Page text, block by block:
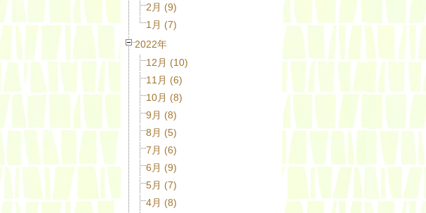
2月 (9)
1月 (7)
2022年
12月 (10)
11月 (6)
10月 (8)
9月 (8)
8月 (5)
7月 (6)
6月 (9)
5月 (7)
4月 (8)